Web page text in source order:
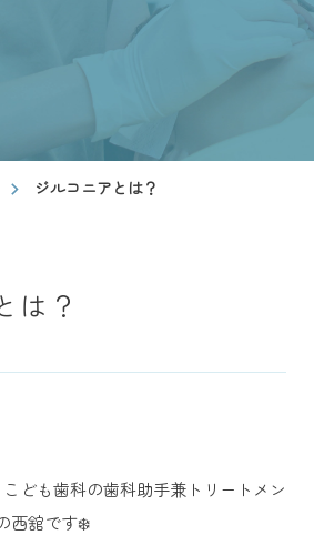
ジルコニアとは？
は？
ども歯科の歯科助手兼トリートメン
西舘です❄️